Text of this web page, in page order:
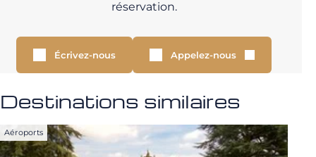
réservation.
Écrivez-nous Appelez-nous
Destinations similaires
Aéroports